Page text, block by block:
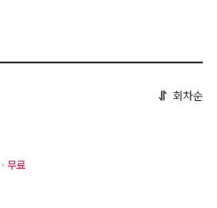
회차순
무료